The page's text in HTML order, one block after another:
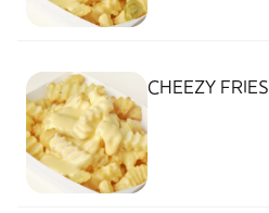
CHEEZY FRIES